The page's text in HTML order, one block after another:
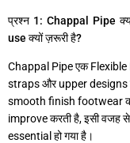
प्रश्न 1: Chappal Pipe
use क्यों ज़रूरी है?
Chappal Pipe एक Flexible
straps और upper designs
smooth finish footwear
improve करती है, इसी
essential हो गया है।